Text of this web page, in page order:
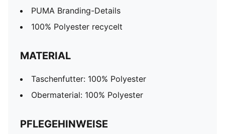
PUMA Branding-Details
100% Polyester recycelt
MATERIAL
Taschenfutter: 100% Polyester
Obermaterial: 100% Polyester
PFLEGEHINWEISE